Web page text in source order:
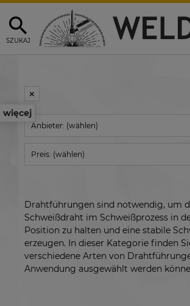
SZUKAJ
więcej
Anbieter: (wählen)
Preis: (wählen)
Drahtführungen sind notwendig, um
Schweißdraht im Schweißprozess in
Position zu halten und eine stabile
erzeugen. In dieser Kategorie finden
verschiedene Arten von
Anwendung ausgewählt werden